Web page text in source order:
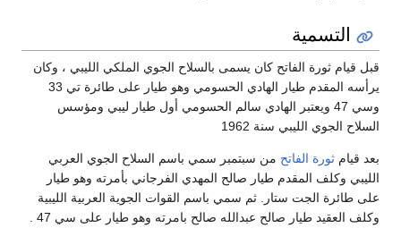
التسمية
قبل قيام ثورة الفاتح كان يسمى بالسلاح الجوي الملكي الليبي ، وكان
يرأسه المقدم طيار الهادي الحسومي وهو طيار على طائرة تي 33
وسي 47 ويعتبر الهادي سالم الحسومي أول طيار ليبي ومؤسس
السلاح الجوي الليبي سنة 1962
بعد قيام ثورة الفاتح من سبتمبر سمي باسم السلاح الجوي العربي
الليبي وكلف المقدم طيار صالح المهدي الفرجاني بأمرته وهو طيار
على طائرة الجت ستار. ثم سمي باسم القوات الجوية العربية الليبية